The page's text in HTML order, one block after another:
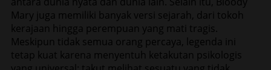
Mary juga memiliki banyak versi sejarah, dari tokoh
kerajaan hingga perempuan yang mati tragis.
Meskipun tidak semua orang percaya, legenda ini
tetap kuat karena menyentuh ketakutan psikologis